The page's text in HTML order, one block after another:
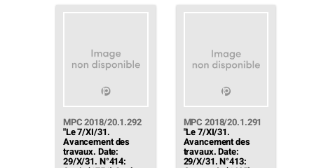
temps) 1°) - Le
30/X/31 à hauteur de
de la grande palée"
des trous d'ancrage
des rails. A gauche,
MPC 2018/20.1.292
"Le 7/XI/31.
Avancement des
travaux. Date:
29/X/31. N°414:
MPC 2018/20.1.291
"Le 7/XI/31.
Avancement des
travaux. Date:
29/X/31. N°413: